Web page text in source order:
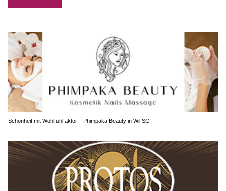
Schönheit mit Wohlfühlfaktor – Phimpaka Beauty in Wil SG